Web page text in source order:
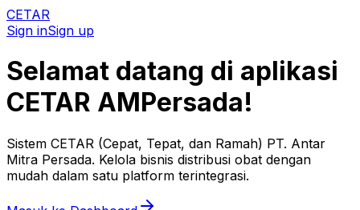
CETAR
Sign inSign up
Selamat datang di aplikasi
CETAR AMPersada!
Sistem CETAR (Cepat, Tepat, dan Ramah) PT. Antar
Mitra Persada. Kelola bisnis distribusi obat dengan
mudah dalam satu platform terintegrasi.